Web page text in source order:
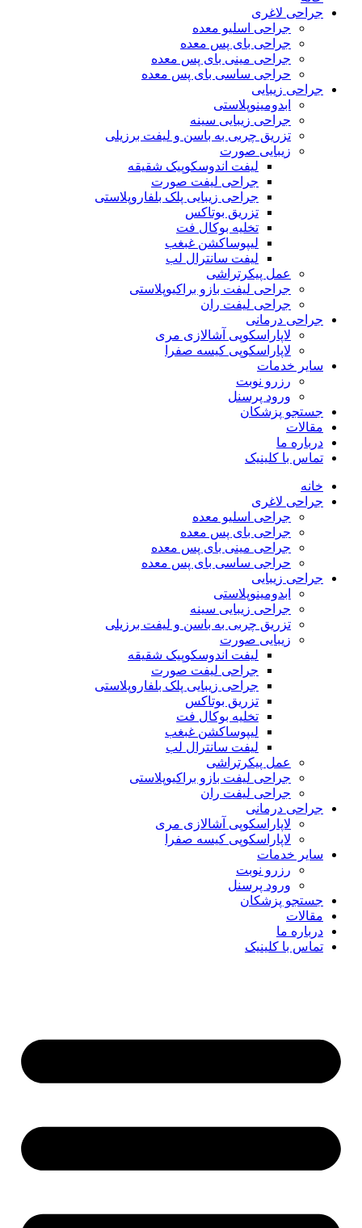
جراحی لاغری
جراحی اسلیو معده
جراحی بای پس معده
جراحی مینی بای پس معده
حراجی ساسی بای پس معده
جراحی زیبایی
ابدومینوپلاستی
جراحی زیبایی سینه
تزریق چربی به باسن و لیفت برزیلی
زیبایی صورت
لیفت اندوسکوپیک شقیقه
جراحی لیفت صورت
جراحی زیبایی پلک بلفاروپلاستی
تزریق بوتاکس
تخلیه بوکال فت
لیپوساکشن غبغب
لیفت سانترال لب
عمل پیکرتراشی
جراحی لیفت بازو براکیوپلاستی
جراحی لیفت ران
جراحی درمانی
لاپاراسکوپی آشالازی مری
لاپاراسکوپی کیسه صفرا
سایر خدمات
رزرو نوبت
ورود پرسنل
جستجو پزشکان
مقالات
درباره ما
تماس با کلینیک
خانه
جراحی لاغری
جراحی اسلیو معده
جراحی بای پس معده
جراحی مینی بای پس معده
حراجی ساسی بای پس معده
جراحی زیبایی
ابدومینوپلاستی
جراحی زیبایی سینه
تزریق چربی به باسن و لیفت برزیلی
زیبایی صورت
لیفت اندوسکوپیک شقیقه
جراحی لیفت صورت
جراحی زیبایی پلک بلفاروپلاستی
تزریق بوتاکس
تخلیه بوکال فت
لیپوساکشن غبغب
لیفت سانترال لب
عمل پیکرتراشی
جراحی لیفت بازو براکیوپلاستی
جراحی لیفت ران
جراحی درمانی
لاپاراسکوپی آشالازی مری
لاپاراسکوپی کیسه صفرا
سایر خدمات
رزرو نوبت
ورود پرسنل
جستجو پزشکان
مقالات
درباره ما
تماس با کلینیک